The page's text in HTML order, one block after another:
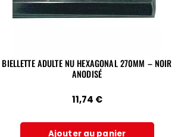
BIELLETTE ADULTE NU HEXAGONAL 270MM – NOIR
ANODISÉ
11,74 €
Ajouter au panier